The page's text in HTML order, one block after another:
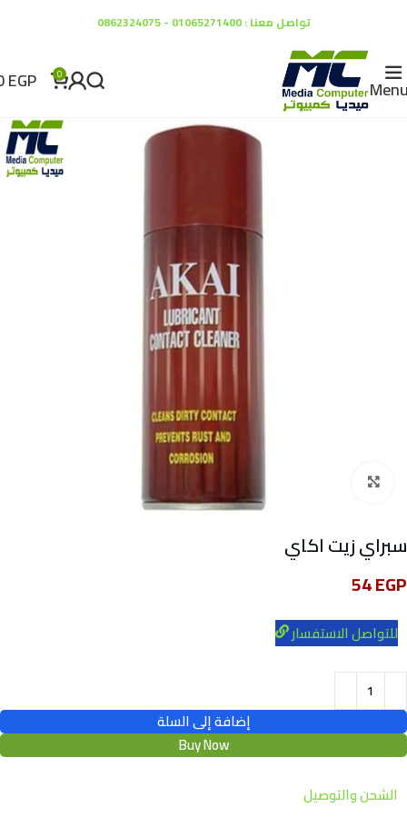
تواصل معنا : 01065271400 - 0862324075
0
EGP
سبراي زيت اكاي
54EGP
للتواصل الاستفسار
إضافة إلى السلة
Buy Now
الشحن والتوصيل